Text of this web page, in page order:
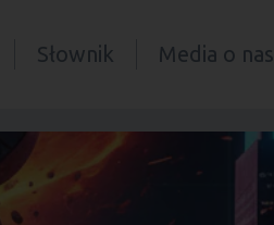
Słownik Media o nas